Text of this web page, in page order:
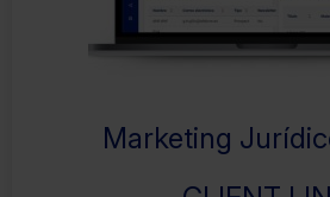
Marketing